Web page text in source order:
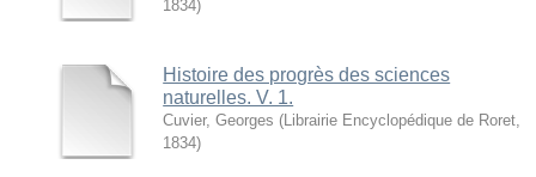
1834)
Histoire des progrès des sciences
naturelles. V. 1.
Cuvier, Georges ( Librairie Encyclopédique de Roret
1834)